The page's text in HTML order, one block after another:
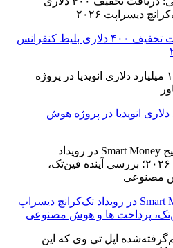
فرصت استثنایی: دریافت تخفیف ۴۰۰ دلاری بلیط کنفرانس
۱ میلیارد دلاری انویدیا در پروژه هوش
رونمایی از استیج Smart Money در رویداد تک‌کرانچ دیسراپ